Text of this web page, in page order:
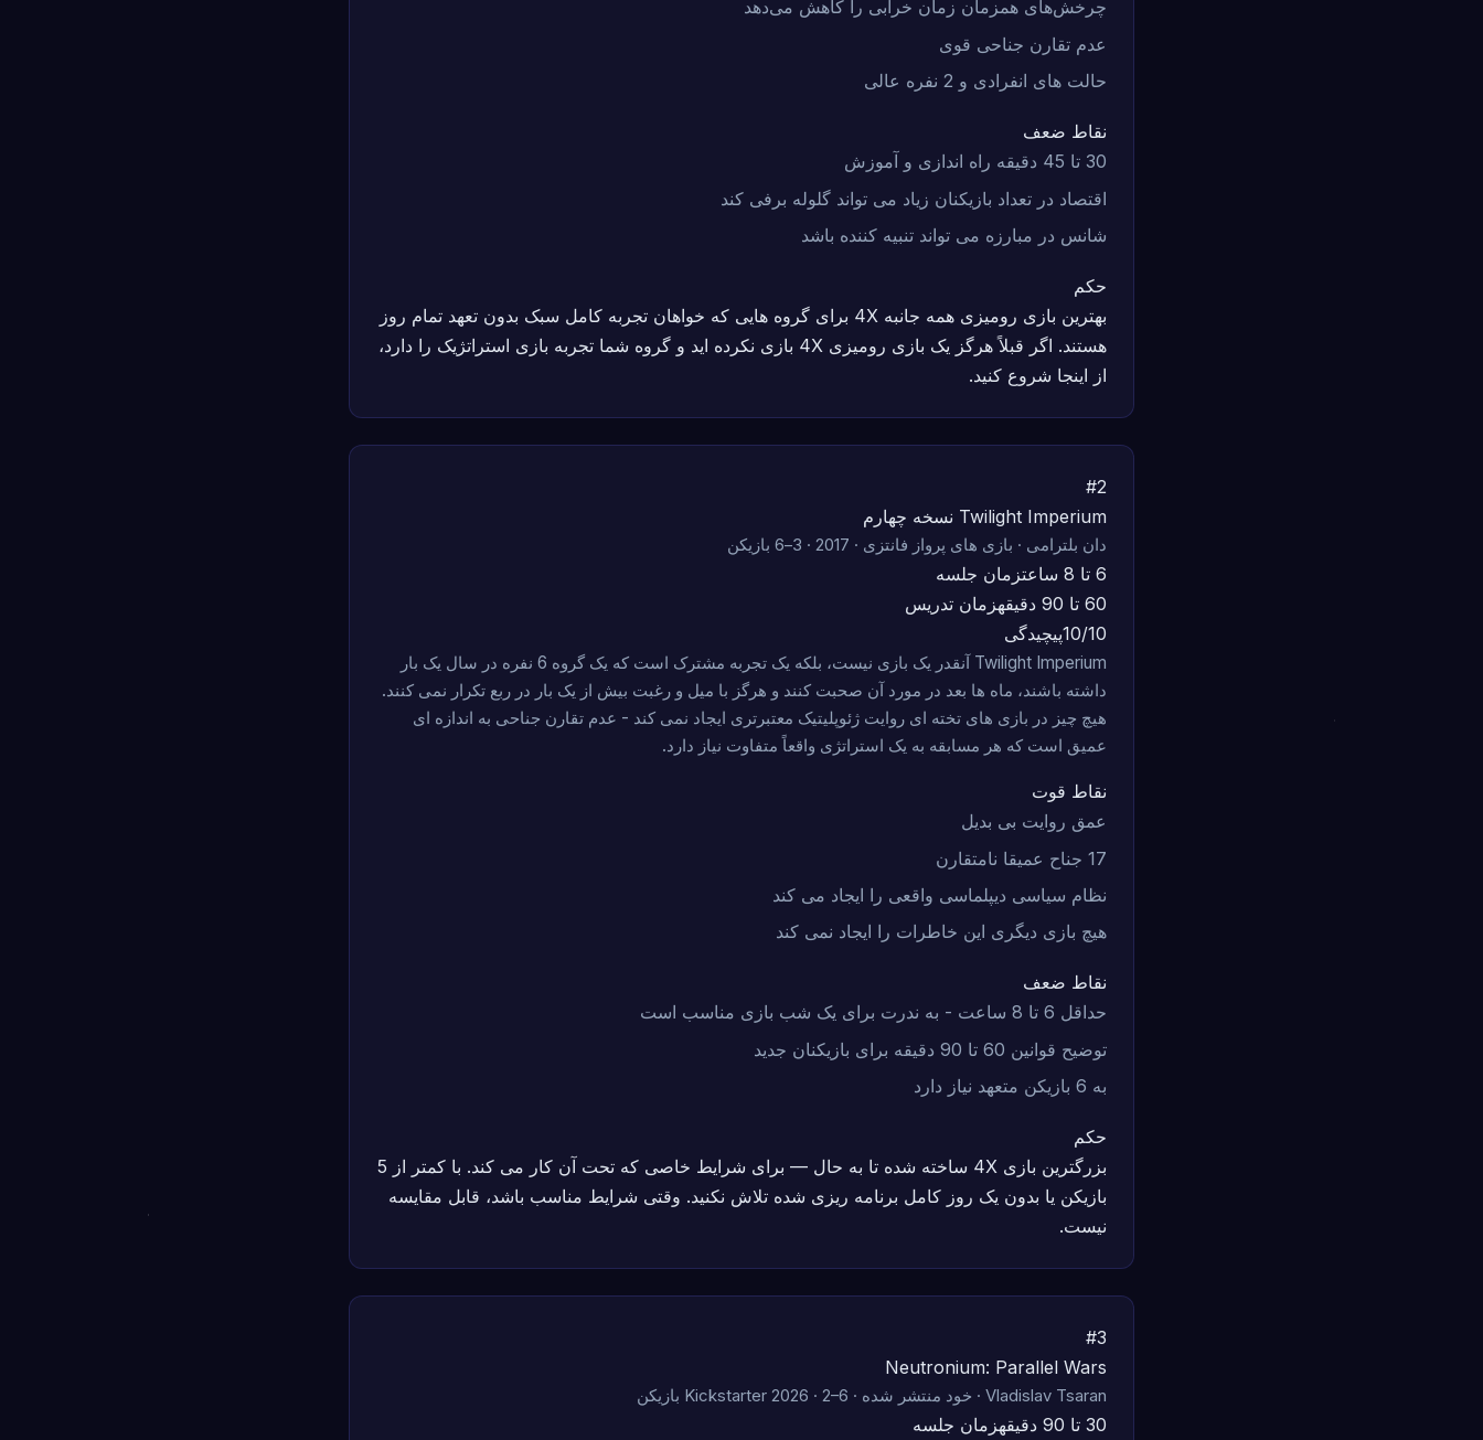
چرخش‌های همزمان زمان خرابی را کاهش می‌دهد
عدم تقارن جناحی قوی
حالت های انفرادی و 2 نفره عالی
نقاط ضعف
30 تا 45 دقیقه راه اندازی و آموزش
اقتصاد در تعداد بازیکنان زیاد می تواند گلوله برفی کند
شانس در مبارزه می تواند تنبیه کننده باشد
حکم
بهترین بازی رومیزی همه جانبه 4X برای گروه هایی که خواهان تجربه کامل سبک بدون تعهد تمام روز
هستند. اگر قبلاً هرگز یک بازی رومیزی 4X بازی نکرده اید و گروه شما تجربه بازی استراتژیک را دارد،
از اینجا شروع کنید.
#2
Twilight Imperium نسخه چهارم
دان بلترامی · بازی های پرواز فانتزی · 2017 · 3–6 بازیکن
6 تا 8 ساعت
زمان جلسه
60 تا 90 دقیقه
زمان تدریس
10/10پیچیدگی
Twilight Imperium آنقدر یک بازی نیست، بلکه یک تجربه مشترک است که یک گروه 6 نفره در سال یک بار
داشته باشند، ماه ها بعد در مورد آن صحبت کنند و هرگز با میل و رغبت بیش از یک بار در ربع تکرار نمی کنند.
هیچ چیز در بازی های تخته ای روایت ژئوپلیتیک معتبرتری ایجاد نمی کند - عدم تقارن جناحی به اندازه ای
عمیق است که هر مسابقه به یک استراتژی واقعاً متفاوت نیاز دارد.
نقاط قوت
عمق روایت بی بدیل
17 جناح عمیقا نامتقارن
نظام سیاسی دیپلماسی واقعی را ایجاد می کند
هیچ بازی دیگری این خاطرات را ایجاد نمی کند
نقاط ضعف
حداقل 6 تا 8 ساعت - به ندرت برای یک شب بازی مناسب است
توضیح قوانین 60 تا 90 دقیقه برای بازیکنان جدید
به 6 بازیکن متعهد نیاز دارد
حکم
بزرگترین بازی 4X ساخته شده تا به حال — برای شرایط خاصی که تحت آن کار می کند. با کمتر از 5
بازیکن یا بدون یک روز کامل برنامه ریزی شده تلاش نکنید. وقتی شرایط مناسب باشد، قابل مقایسه
نیست.
#3
Neutronium: Parallel Wars
Vladislav Tsaran · خود منتشر شده · Kickstarter 2026 · 2–6 بازیکن
30 تا 90 دقیقه
زمان جلسه